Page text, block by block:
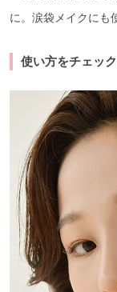
に。涙袋メイクにも
使い方をチェッ